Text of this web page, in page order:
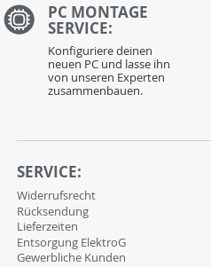
PC MONTAGE
SERVICE:
Konfiguriere deinen
neuen PC und lasse ihn
von unseren Experten
zusammenbauen.
SERVICE:
Widerrufsrecht
Rücksendung
Lieferzeiten
Entsorgung ElektroG
Gewerbliche Kunden